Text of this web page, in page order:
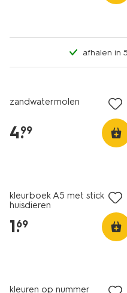
afhalen in
zandwatermolen
4.
99
kleurboek A5 met stickers
huisdieren
1.
69
kleuren op nummer